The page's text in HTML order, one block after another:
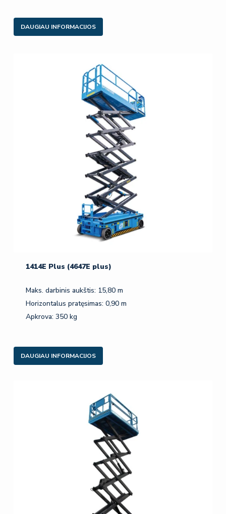
DAUGIAU INFORMACIJOS
1414E Plus (4647E plus)
Maks. darbinis aukštis: 15,80 m
Horizontalus pratęsimas: 0,90 m
Apkrova: 350 kg
DAUGIAU INFORMACIJOS